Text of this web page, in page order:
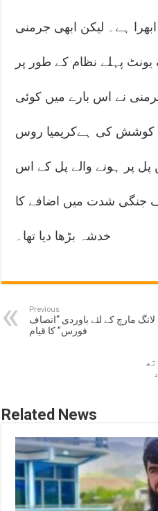
ابھرا ہے۔ لیکن ابھی جرمنی
پہلے نظام کے طور پر
نے اس بارے میں کوئی
کوشش کی ہےکریمیا روس
پر ہونے والے پل کے اس
جنگی شدت میں اضافے کا
خدشہ بڑھا دیا تھا۔
Previous
لانگ مارچ کے لئے باوردی “انصاف
فورس” کا قیام
Related News